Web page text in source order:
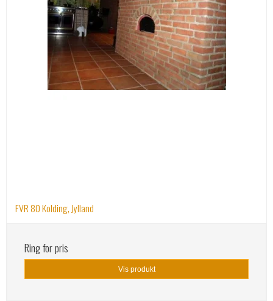
FVR 80 Kolding, Jylland
Ring for pris
Vis produkt